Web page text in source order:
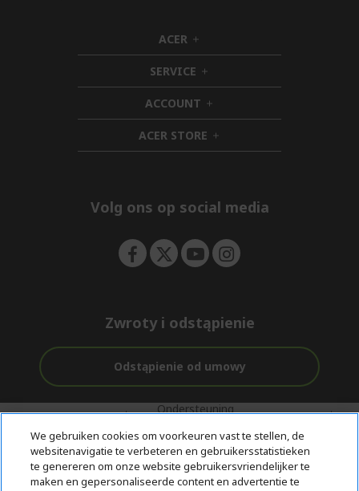
ACER h
i
d
d
e
n
SERVICE h
i
d
d
e
n
ACCOUNT h
i
d
d
ACER STORE h
i
e
Volg ons op social media
Zwroty i odstąpienie
Odstąpienie od umowy
Gratis
bezorging
Ondersteuning
aankoop
Met 0%
Rente
© 2026 Acer Inc.
We gebruiken cookies om voorkeuren vast te stellen, de
websitenavigatie te verbeteren en gebruikersstatistieken
te genereren om onze website gebruikersvriendelijker te
maken en gepersonaliseerde content en advertentie te